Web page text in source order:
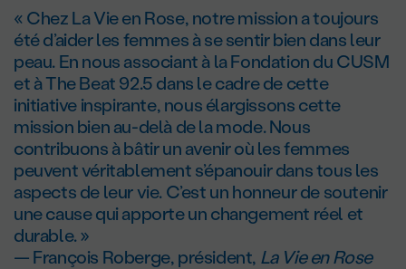
« Chez La Vie en Rose, notre mission a toujours
été d’aider les femmes à se sentir bien dans leur
peau. En nous associant à la Fondation du CUSM
et à The Beat 92.5 dans le cadre de cette
initiative inspirante, nous élargissons cette
mission bien au-delà de la mode. Nous
contribuons à bâtir un avenir où les femmes
peuvent véritablement s’épanouir dans tous les
aspects de leur vie. C’est un honneur de soutenir
une cause qui apporte un changement réel et
durable. »
— François Roberge, président, La Vie en Rose